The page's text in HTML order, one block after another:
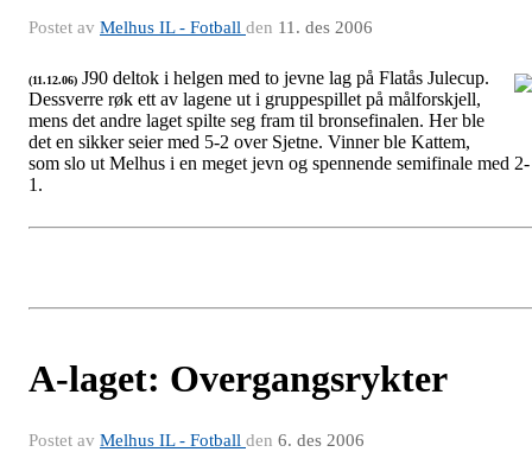
Postet av Melhus IL - Fotball den 11. des 2006
(11.12.06) J90 deltok i helgen med to jevne lag på Flatås Julecup.
Dessverre røk ett av lagene ut i gruppespillet på målforskjell,
mens det andre laget spilte seg fram til bronsefinalen. Her ble
det en sikker seier med 5-2 over Sjetne. Vinner ble Kattem,
som slo ut Melhus i en meget jevn og spennende semifinale med 2-
1.
A-laget: Overgangsrykter
Postet av Melhus IL - Fotball den 6. des 2006